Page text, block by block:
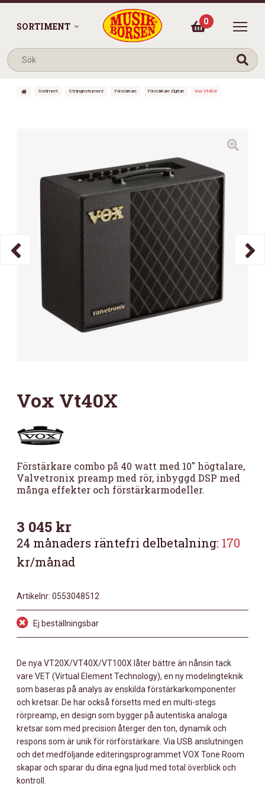
SORTIMENT 0
Sortiment Stränginstrument Förstärkare Förstärkare Elgitarr Vox Vt40X
Vox Vt40X
Förstärkare combo på 40 watt med 10″ högtalare,
Valvetronix preamp med rör, inbyggd DSP med
många effekter och förstärkarmodeller.
3 045 kr
24 månaders räntefri delbetalning: 170
kr/månad
Artikelnr: 0553048512
Ej beställningsbar
De nya VT20X/VT40X/VT100X låter bättre än nånsin tack
vare VET (Virtual Element Technology), en ny modelingteknik
som baseras på analys av enskilda förstärkarkomponenter
och kretsar. De har också försetts med en multi-stegs
rörpreamp, en design som bygger på autentiska analoga
kretsar som med precision återger den ton, dynamik och
respons som är unik för rörförstärkare. Via USB anslutningen
och det medföljande editeringsprogrammet VOX Tone Room
skapar och sparar du dina egna ljud med total överblick och
kontroll.